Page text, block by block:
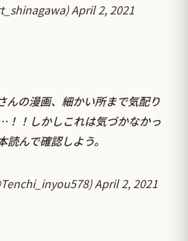
April 2, 2021
んの漫画、細かい所まで気配り
！しかしこれは気づかなかっ
んで確認しよう。
April 2, 2021